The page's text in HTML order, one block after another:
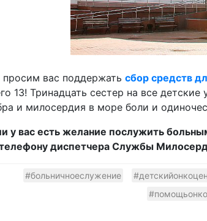
вас поддержать сбор средств
13! Тринадцать сестер на все
и милосердия в море боли и
у вас есть желание послужить
диспетчера Службы
#больничноеслужение